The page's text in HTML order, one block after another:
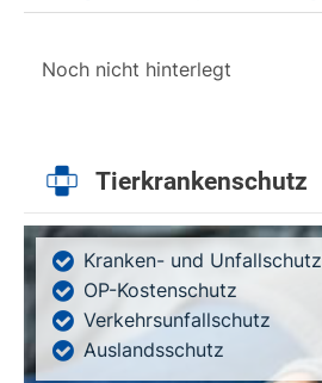
Noch nicht hinterlegt
Tierkrankenschutz
Kranken- und Unfallschutz
OP-Kostenschutz
Verkehrsunfallschutz
Auslandsschutz